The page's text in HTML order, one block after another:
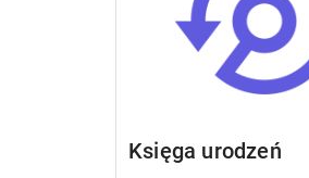
Księga urodzeń